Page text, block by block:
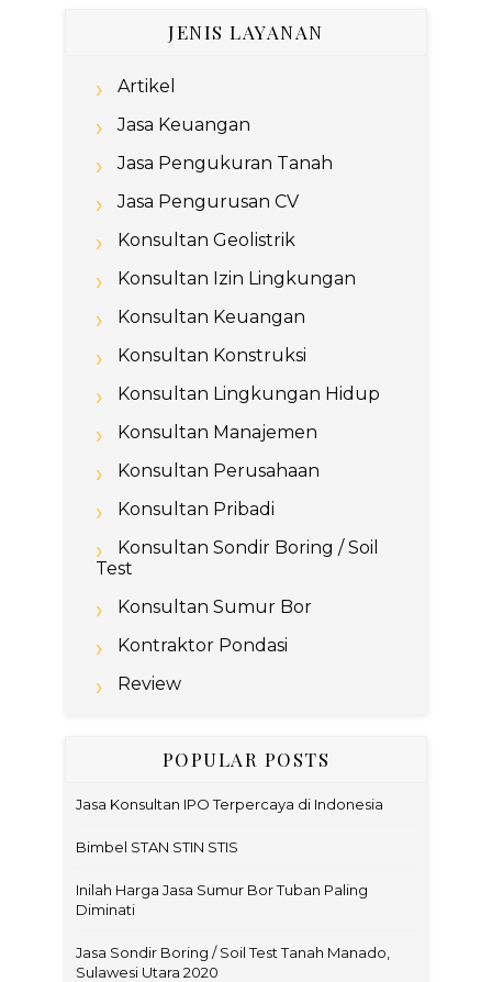
JENIS LAYANAN
Artikel
Jasa Keuangan
Jasa Pengukuran Tanah
Jasa Pengurusan CV
Konsultan Geolistrik
Konsultan Izin Lingkungan
Konsultan Keuangan
Konsultan Konstruksi
Konsultan Lingkungan Hidup
Konsultan Manajemen
Konsultan Perusahaan
Konsultan Pribadi
Konsultan Sondir Boring / Soil
Test
Konsultan Sumur Bor
Kontraktor Pondasi
Review
POPULAR POSTS
Jasa Konsultan IPO Terpercaya di Indonesia
Bimbel STAN STIN STIS
Inilah Harga Jasa Sumur Bor Tuban Paling
Diminati
Jasa Sondir Boring / Soil Test Tanah Manado,
Sulawesi Utara 2020